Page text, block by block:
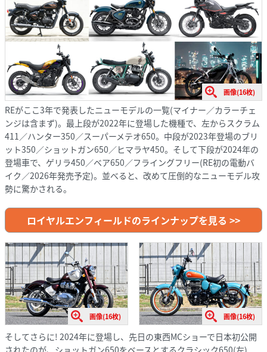
画像(16枚)
REがここ3年で発表したニューモデルの一覧(マイナー／カラーチェ
ンジは含まず)。最上段が2022年に登場した機種で、左からスクラム
411／ハンター350／スーパーメテオ650。中段が2023年登場のブリ
ット350／ショットガン650／ヒマラヤ450。そして下段が2024年の
登場車で、ゲリラ450／ベア650／フライングフリー(RE初の電動バ
イク／2026年発売予定)。並べると、改めて圧倒的なニューモデル攻
勢に驚かされる。
ロイヤルエンフィールドのラインナップを見る >>
画像(16枚) 画像(16枚)
そしてさらに! 2024年に登場し、先日の東西MCショーで日本初公開
されたのが、ショットガン650をベースとするクラシック650(左)